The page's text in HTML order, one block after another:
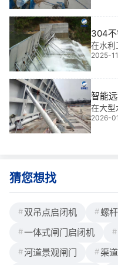
我有多
经验，
定制
304不
守护
在水
不锈钢
环境中
流、防
全、维
以我12
2025-
智能
渠道
在大型
的**调
我参与
2026-
猜您想找
双吊点启闭机
螺
一体式闸门启闭机
河道景观闸门
渠